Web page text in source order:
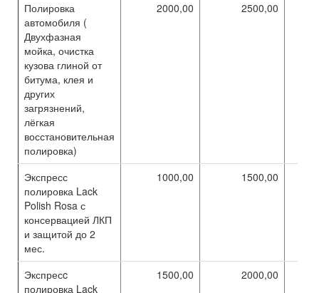
Полировка
автомобиля (
Двухфазная
мойка, очистка
кузова глиной от
битума, клея и
других
загрязнений,
лёгкая
восстановительная
полировка)
2000,00 2500,00
Экспресс
полировка Lack
Polish Rosa с
консервацией ЛКП
и защитой до 2
мес.
1000,00 1500,00
Экспресc
полировка Lack
1500,00 2000,00